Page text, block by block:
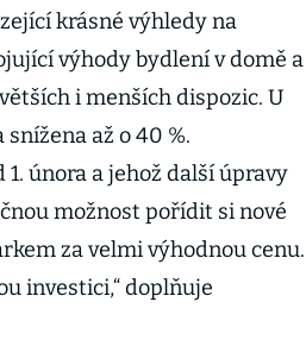
krásné výhledy na
výhody bydlení v domě a
i menších dispozic. U
až o 40 %.
února a jehož další úpravy
možnost pořídit si nové
za velmi výhodnou cenu.
investici,“ doplňuje